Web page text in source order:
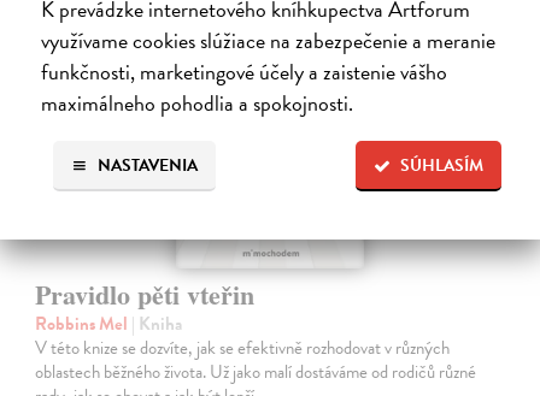
K prevádzke internetového kníhkupectva Artforum
využívame cookies slúžiace na zabezpečenie a meranie
funkčnosti, marketingové účely a zaistenie vášho
maximálneho pohodlia a spokojnosti.
SÚHLASÍM
NASTAVENIA
Pravidlo pěti vteřin
Robbins Mel | Kniha
V této knize se dozvíte, jak se efektivně rozhodovat v různých
oblastech běžného života. Už jako malí dostáváme od rodičů různé